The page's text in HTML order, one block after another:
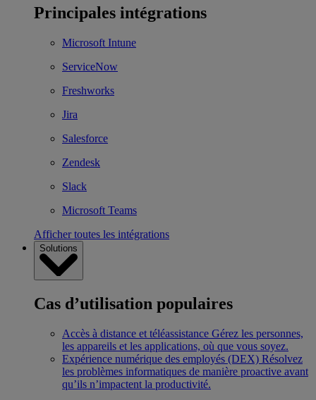
Principales intégrations
Microsoft Intune
ServiceNow
Freshworks
Jira
Salesforce
Zendesk
Slack
Microsoft Teams
Afficher toutes les intégrations
Solutions
Cas d’utilisation populaires
Accès à distance et téléassistance Gérez les personnes,
les appareils et les applications, où que vous soyez.
Expérience numérique des employés (DEX) Résolvez
les problèmes informatiques de manière proactive avant
qu’ils n’impactent la productivité.